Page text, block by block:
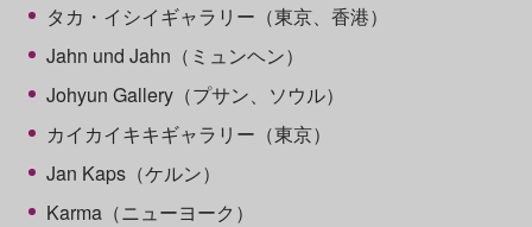
タカ・イシイギャラリー（東京、香港）
Jahn und Jahn（ミュンヘン）
Johyun Gallery（プサン、ソウル）
カイカイキキギャラリー（東京）
Jan Kaps（ケルン）
Karma（ニューヨーク）